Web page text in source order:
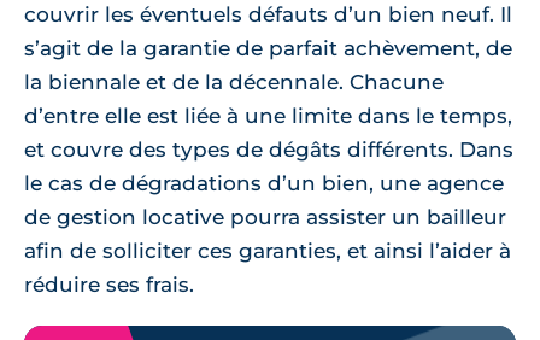
couvrir les éventuels défauts d’un bien neuf. Il
s’agit de la garantie de parfait achèvement, de
la biennale et de la décennale. Chacune
d’entre elle est liée à une limite dans le temps,
et couvre des types de dégâts différents. Dans
le cas de dégradations d’un bien, une agence
de gestion locative pourra assister un bailleur
afin de solliciter ces garanties, et ainsi l’aider à
réduire ses frais.